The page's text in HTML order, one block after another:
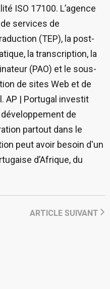
ISO 17100. L’agence
services de
(TEP), la post-
la transcription, la
(PAO) et le sous-
de sites Web et de
AP | Portugal investit
de
partout dans le
peut avoir besoin d'un
d’Afrique, du
ARTICLE SUIVANT